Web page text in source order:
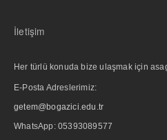
İletişim
Her türlü konuda bize ulaşmak için
E-Posta Adreslerimiz:
getem@bogazici.edu.tr
WhatsApp: 05393089577